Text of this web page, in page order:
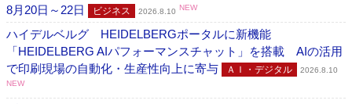
8月20日～22日
ビジネス 2026.8.10 NEW
ハイデルベルグ HEIDELBERGポータルに新機能
「HEIDELBERG AIパフォーマンスチャット」を搭載 AIの活用
で印刷現場の自動化・生産性向上に寄与
ＡＩ・デジタル
2026.8.10
NEW